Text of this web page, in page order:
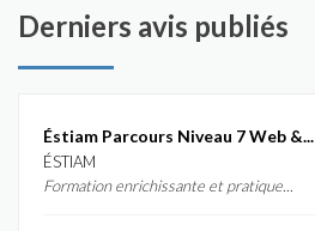
Derniers avis publiés
Éstiam Parcours Niveau 7 Web &...
ÉSTIAM
Formation enrichissante et pratique...